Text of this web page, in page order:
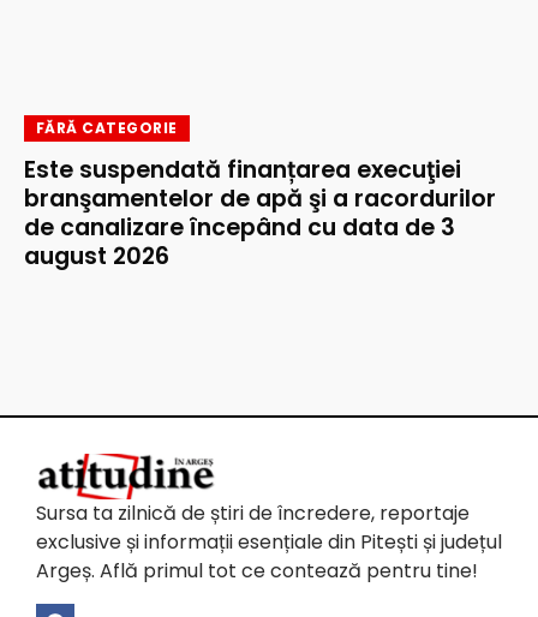
FĂRĂ CATEGORIE
Este suspendată finanțarea execuţiei
branşamentelor de apă şi a racordurilor
de canalizare începând cu data de 3
august 2026
Sursa ta zilnică de știri de încredere, reportaje
exclusive și informații esențiale din Pitești și județul
Argeș. Află primul tot ce contează pentru tine!